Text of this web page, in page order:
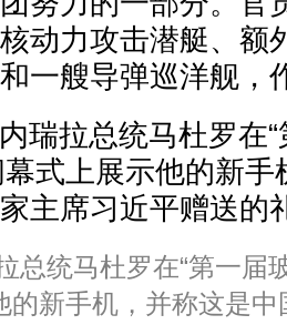
动力攻击潜艇、额
一艘导弹巡洋舰，
总统马杜罗在“第一届
的新手机，并称这是